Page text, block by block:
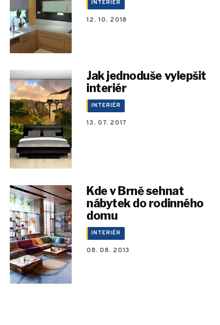
INTERIÉR
12. 10. 2018
Jak jednoduše vylepšit
interiér
INTERIÉR
13. 07. 2017
Kde v Brně sehnat
nábytek do rodinného
domu
INTERIÉR
08. 08. 2013